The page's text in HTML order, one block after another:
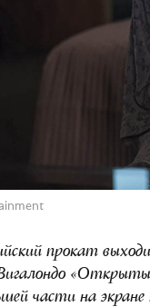
прокат
части на